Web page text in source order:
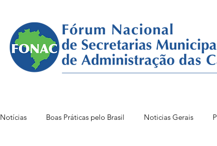
Notícias Boas Práticas pelo Brasil Noticias Gerais